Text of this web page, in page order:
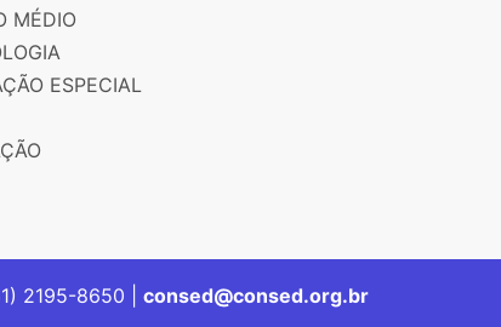
MÉDIO
ESPECIAL
2195-8650 | consed@consed.org.br